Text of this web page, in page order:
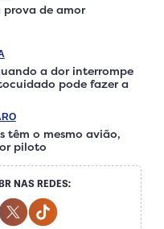
prova de amor
a dor interrompe
pode fazer a
têm o mesmo avião,
piloto
NAS REDES:
Media
Social Media
Social Media
Twitter Social Media
Tiktok Social